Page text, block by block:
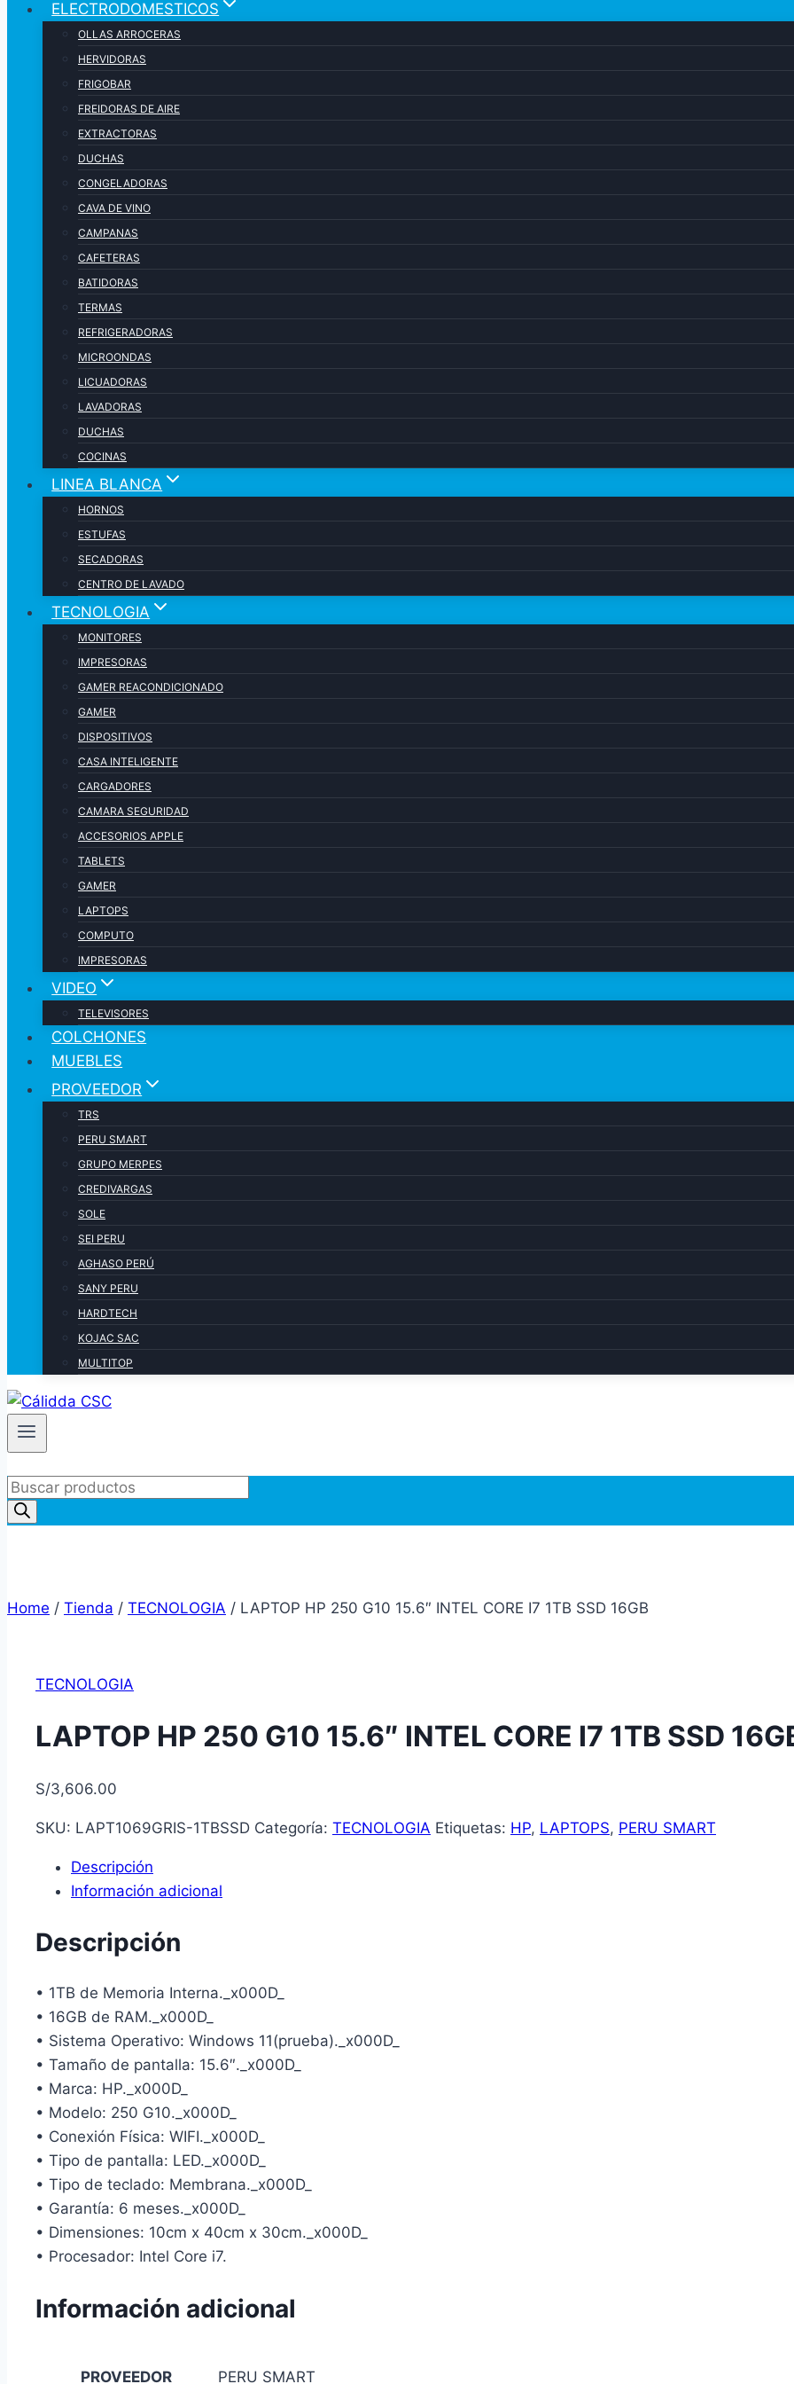
ELECTRODOMESTICOS
OLLAS ARROCERAS
HERVIDORAS
FRIGOBAR
FREIDORAS DE AIRE
EXTRACTORAS
DUCHAS
CONGELADORAS
CAVA DE VINO
CAMPANAS
CAFETERAS
BATIDORAS
TERMAS
REFRIGERADORAS
MICROONDAS
LICUADORAS
LAVADORAS
DUCHAS
COCINAS
LINEA BLANCA
HORNOS
ESTUFAS
SECADORAS
CENTRO DE LAVADO
TECNOLOGIA
MONITORES
IMPRESORAS
GAMER REACONDICIONADO
GAMER
DISPOSITIVOS
CASA INTELIGENTE
CARGADORES
CAMARA SEGURIDAD
ACCESORIOS APPLE
TABLETS
GAMER
LAPTOPS
COMPUTO
IMPRESORAS
VIDEO
TELEVISORES
COLCHONES
MUEBLES
PROVEEDOR
TRS
PERU SMART
GRUPO MERPES
CREDIVARGAS
SOLE
SEI PERU
AGHASO PERÚ
SANY PERU
HARDTECH
KOJAC SAC
MULTITOP
Products
search
Home / Tienda / TECNOLOGIA / LAPTOP HP 250 G10 15.6″ INTEL CORE I7 1TB SSD 16GB
TECNOLOGIA
LAPTOP HP 250 G10 15.6″ INTEL CORE I7 1TB SSD
S/3,606.00
SKU: LAPT1069GRIS-1TBSSD Categoría: TECNOLOGIA Etiquetas: HP, LAPTOPS, PERU SMART
Descripción
Información adicional
Descripción
• 1TB de Memoria Interna._x000D_
• 16GB de RAM._x000D_
• Sistema Operativo: Windows 11(prueba)._x000D_
• Tamaño de pantalla: 15.6″._x000D_
• Marca: HP._x000D_
• Modelo: 250 G10._x000D_
• Conexión Física: WIFI._x000D_
• Tipo de pantalla: LED._x000D_
• Tipo de teclado: Membrana._x000D_
• Garantía: 6 meses._x000D_
• Dimensiones: 10cm x 40cm x 30cm._x000D_
• Procesador: Intel Core i7.
Información adicional
PROVEEDOR PERU SMART